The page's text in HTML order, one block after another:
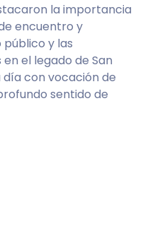
la importancia
encuentro y
y las
el legado de San
día con vocación de
sentido de